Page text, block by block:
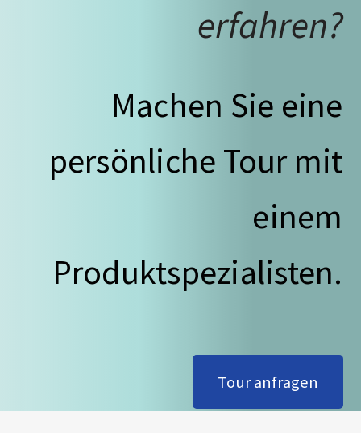
erfahren?
Machen Sie eine
persönliche Tour mit
einem
Produktspezialisten.
Tour anfragen